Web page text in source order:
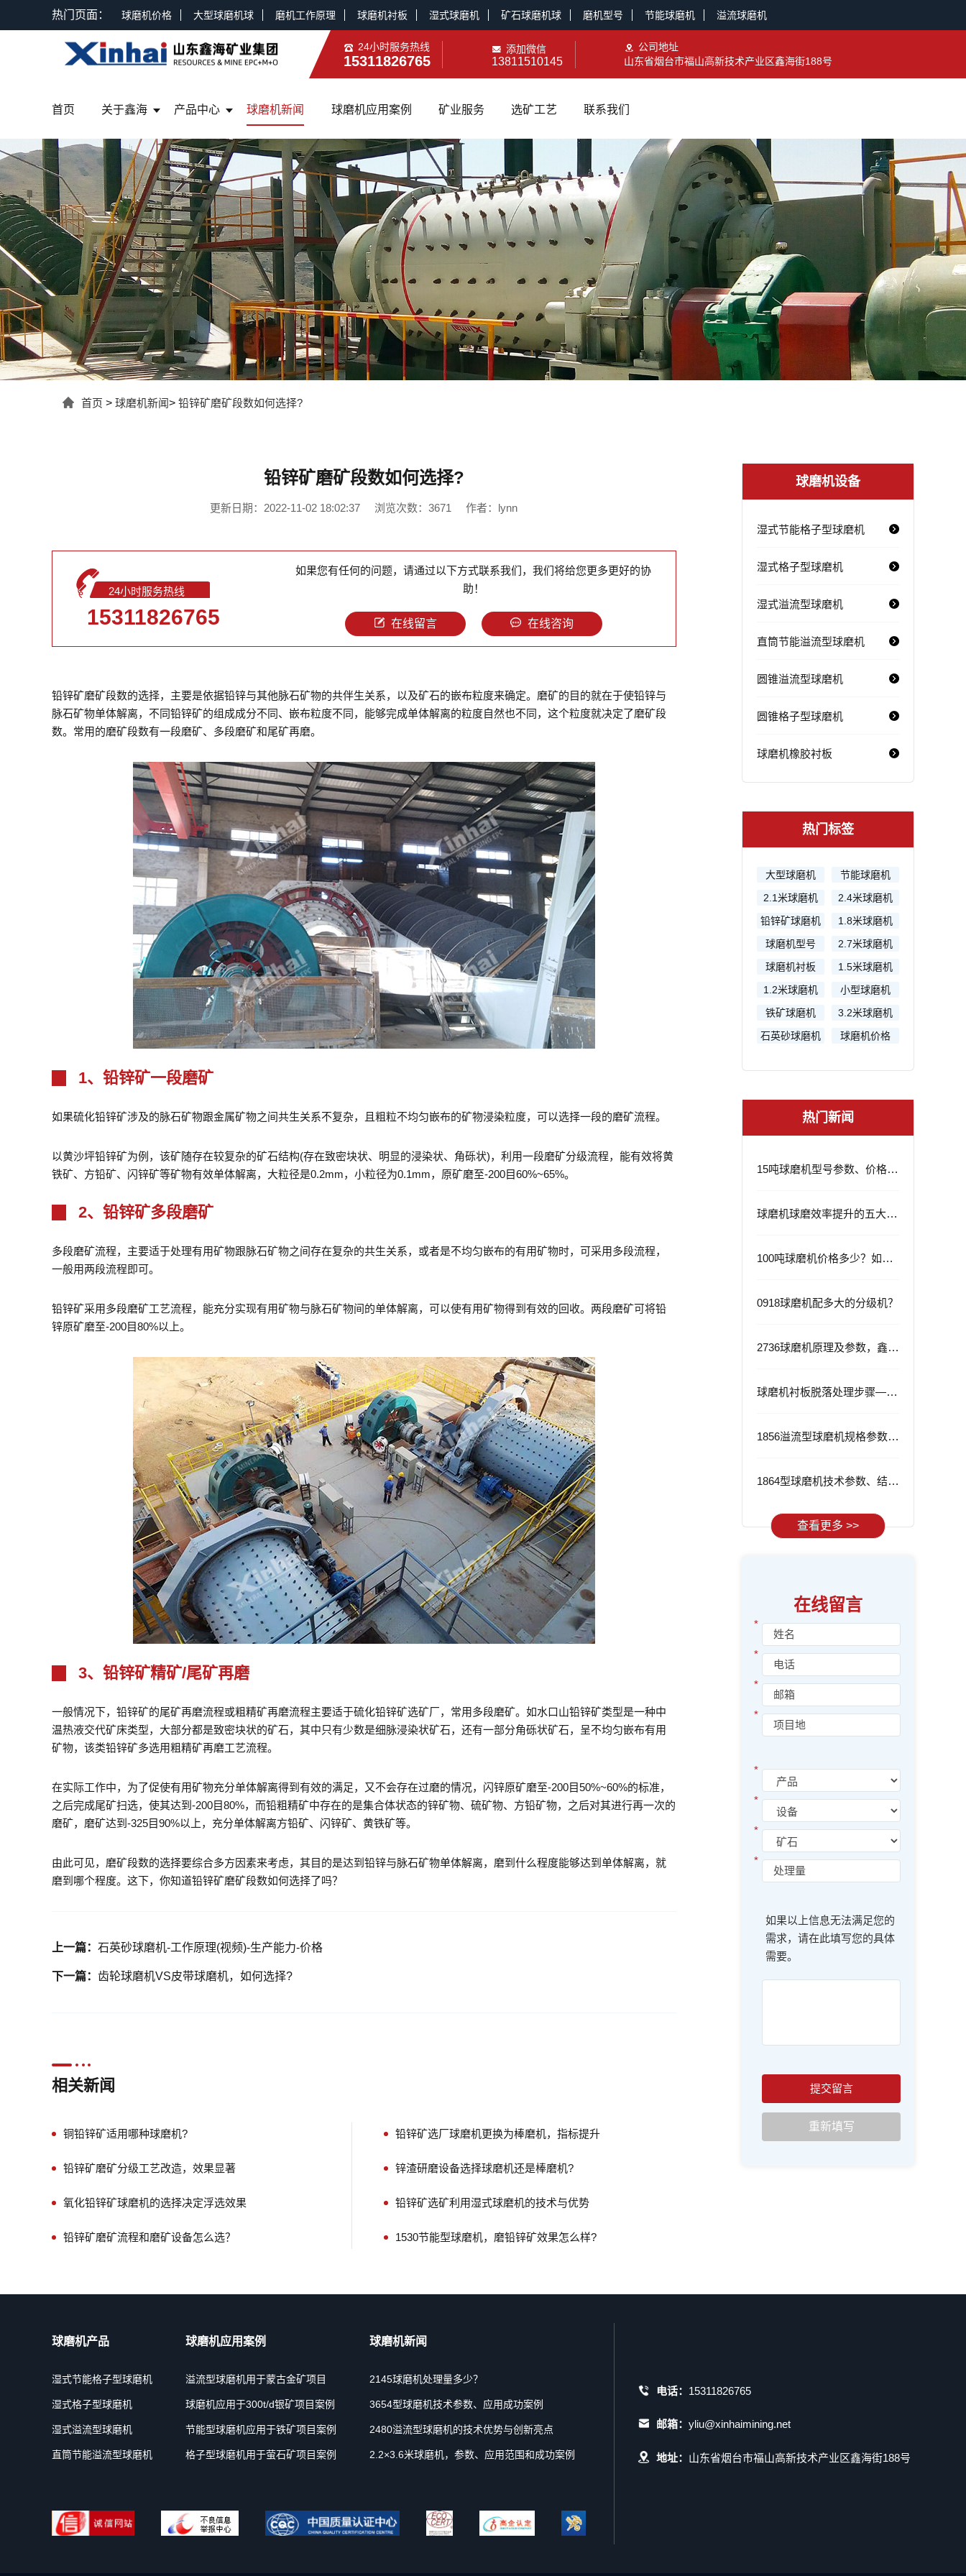
热门页面： 球磨机价格 大型球磨机球 磨机工作原理 球磨机衬板 湿式球磨机 矿石球磨机球 磨机型号 节能球磨机 溢流球磨机
24小时服务热线
15311826765
添加微信
13811510145
公司地址
山东省烟台市福山高新技术产业区鑫海街188号
首页 关于鑫海 产品中心 球磨机新闻 球磨机应用案例 矿业服务 选矿工艺 联系我们
首页 > 球磨机新闻> 铅锌矿磨矿段数如何选择?
铅锌矿磨矿段数如何选择?
更新日期：2022-11-02 18:02:37 浏览次数：3671 作者：lynn
24小时服务热线
15311826765
如果您有任何的问题，请通过以下方式联系我们，我们将给您更多更好的协
助！
在线留言 在线咨询
铅锌矿磨矿段数的选择，主要是依据铅锌与其他脉石矿物的共伴生关系，以及矿石的嵌布粒度来确定。磨矿的目的就在于使铅锌与
脉石矿物单体解离，不同铅锌矿的组成成分不同、嵌布粒度不同，能够完成单体解离的粒度自然也不同，这个粒度就决定了磨矿段
数。常用的磨矿段数有一段磨矿、多段磨矿和尾矿再磨。
1、铅锌矿一段磨矿
如果硫化铅锌矿涉及的脉石矿物跟金属矿物之间共生关系不复杂，且粗粒不均匀嵌布的矿物浸染粒度，可以选择一段的磨矿流程。
以黄沙坪铅锌矿为例，该矿随存在较复杂的矿石结构(存在致密块状、明显的浸染状、角砾状)，利用一段磨矿分级流程，能有效将黄
铁矿、方铅矿、闪锌矿等矿物有效单体解离，大粒径是0.2mm，小粒径为0.1mm，原矿磨至-200目60%~65%。
2、铅锌矿多段磨矿
多段磨矿流程，主要适于处理有用矿物跟脉石矿物之间存在复杂的共生关系，或者是不均匀嵌布的有用矿物时，可采用多段流程，
一般用两段流程即可。
铅锌矿采用多段磨矿工艺流程，能充分实现有用矿物与脉石矿物间的单体解离，可以使有用矿物得到有效的回收。两段磨矿可将铅
锌原矿磨至-200目80%以上。
3、铅锌矿精矿/尾矿再磨
一般情况下，铅锌矿的尾矿再磨流程或粗精矿再磨流程主要适于硫化铅锌矿选矿厂，常用多段磨矿。如水口山铅锌矿类型是一种中
温热液交代矿床类型，大部分都是致密块状的矿石，其中只有少数是细脉浸染状矿石，还有一部分角砾状矿石，呈不均匀嵌布有用
矿物，该类铅锌矿多选用粗精矿再磨工艺流程。
在实际工作中，为了促使有用矿物充分单体解离得到有效的满足，又不会存在过磨的情况，闪锌原矿磨至-200目50%~60%的标准，
之后完成尾矿扫选，使其达到-200目80%，而铅粗精矿中存在的是集合体状态的锌矿物、硫矿物、方铅矿物，之后对其进行再一次的
磨矿，磨矿达到-325目90%以上，充分单体解离方铅矿、闪锌矿、黄铁矿等。
由此可见，磨矿段数的选择要综合多方因素来考虑，其目的是达到铅锌与脉石矿物单体解离，磨到什么程度能够达到单体解离，就
磨到哪个程度。这下，你知道铅锌矿磨矿段数如何选择了吗？
上一篇： 石英砂球磨机-工作原理(视频)-生产能力-价格
下一篇： 齿轮球磨机VS皮带球磨机，如何选择?
相关新闻
铜铅锌矿适用哪种球磨机? 铅锌矿选厂球磨机更换为棒磨机，指标提升
铅锌矿磨矿分级工艺改造，效果显著 锌渣研磨设备选择球磨机还是棒磨机?
氧化铅锌矿球磨机的选择决定浮选效果 铅锌矿选矿利用湿式球磨机的技术与优势
铅锌矿磨矿流程和磨矿设备怎么选？ 1530节能型球磨机，磨铅锌矿效果怎么样?
球磨机设备
湿式节能格子型球磨机
湿式格子型球磨机
湿式溢流型球磨机
直筒节能溢流型球磨机
圆锥溢流型球磨机
圆锥格子型球磨机
球磨机橡胶衬板
热门标签
大型球磨机
节能球磨机
2.1米球磨机
2.4米球磨机
铅锌矿球磨机
1.8米球磨机
球磨机型号
2.7米球磨机
球磨机衬板
1.5米球磨机
1.2米球磨机
小型球磨机
铁矿球磨机
3.2米球磨机
石英砂球磨机
球磨机价格
热门新闻
15吨球磨机型号参数、价格及应用领域
球磨机球磨效率提升的五大策略
100吨球磨机价格多少？如何选择？
0918球磨机配多大的分级机？
2736球磨机原理及参数，鑫海2736球磨机的优势
球磨机衬板脱落处理步骤——从根源解决问题
1856溢流型球磨机规格参数与应用
1864型球磨机技术参数、结构特点及工作流程
查看更多 >>
在线留言
*
*
*
*
*
*
*
*
如果以上信息无法满足您的
需求，请在此填写您的具体
需要。
球磨机产品
湿式节能格子型球磨机
湿式格子型球磨机
湿式溢流型球磨机
直筒节能溢流型球磨机
球磨机应用案例
溢流型球磨机用于蒙古金矿项目
球磨机应用于300t/d银矿项目案例
节能型球磨机应用于铁矿项目案例
格子型球磨机用于萤石矿项目案例
球磨机新闻
2145球磨机处理量多少？
3654型球磨机技术参数、应用成功案例
2480溢流型球磨机的技术优势与创新亮点
2.2×3.6米球磨机，参数、应用范围和成功案例
电话： 15311826765
邮箱： yliu@xinhaimining.net
地址： 山东省烟台市福山高新技术产业区鑫海街188号